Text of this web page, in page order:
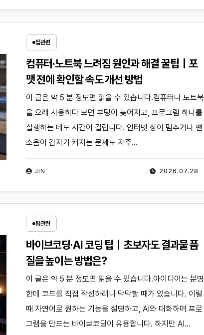
팁관련
컴퓨터·노트북 느려짐 원인과 해결 꿀팁｜포
맷 전에 확인할 속도 개선 방법
2026.07.28
JIN
이 글은 약 5 분 정도면 읽을 수 있습니다.컴퓨터나 노트북
을 오래 사용하다 보면 부팅이 늦어지고, 프로그램 하나를
실행하는 데도 시간이 걸립니다. 인터넷 창이 멈추거나 팬
소음이 갑자기 커지는 문제도 자주…
팁관련
바이브코딩·AI 코딩 팁｜초보자도 결과물 품
질을 높이는 방법은?
이 글은 약 5 분 정도면 읽을 수 있습니다.아이디어는 분명
한데 코드를 직접 작성하려니 막막할 때가 있습니다. 이럴
때 자연어로 원하는 기능을 설명하고, AI와 대화하며 프로
그램을 만드는 바이브코딩이 유용합니다. 하지만 AI…